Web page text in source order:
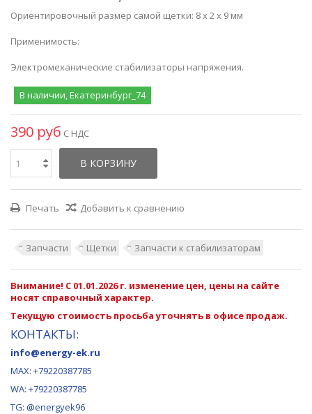
Ориентировочный размер самой щетки: 8 х 2 х 9 мм
Применимость:
Электромеханические стабилизаторы напряжения.
В наличии, Екатеринбург_74
390 руб С НДС
В КОРЗИНУ
Печать Добавить к сравнению
Запчасти Щетки Запчасти к стабилизаторам
Внимание! С 01.01.2026 г. изменение цен, цены на сайте
носят справочный характер.
Текущую стоимость просьба уточнять в офисе продаж.
КОНТАКТЫ:
info@energy-ek.ru
MAX: +79220387785
WA: +79220387785
TG: @energyek96